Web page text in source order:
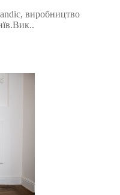
виробництво